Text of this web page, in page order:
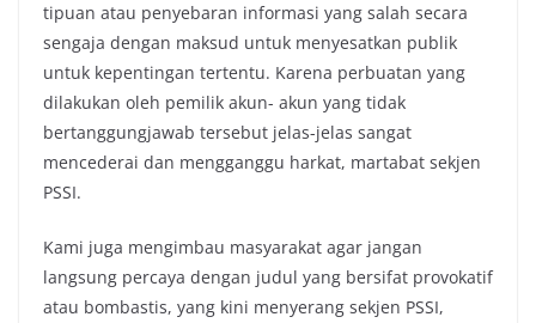
tipuan atau penyebaran informasi yang salah secara
sengaja dengan maksud untuk menyesatkan publik
untuk kepentingan tertentu. Karena perbuatan yang
dilakukan oleh pemilik akun- akun yang tidak
bertanggungjawab tersebut jelas-jelas sangat
mencederai dan mengganggu harkat, martabat sekjen
PSSI.
Kami juga mengimbau masyarakat agar jangan
langsung percaya dengan judul yang bersifat provokatif
atau bombastis, yang kini menyerang sekjen PSSI,